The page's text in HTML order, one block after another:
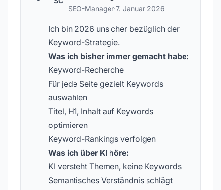
SEO-Manager·7. Januar 2026
Ich bin 2026 unsicher bezüglich der
Keyword-Strategie.
Was ich bisher immer gemacht habe:
Keyword-Recherche
Für jede Seite gezielt Keywords
auswählen
Titel, H1, Inhalt auf Keywords
optimieren
Keyword-Rankings verfolgen
Was ich über KI höre:
KI versteht Themen, keine Keywords
Semantisches Verständnis schlägt